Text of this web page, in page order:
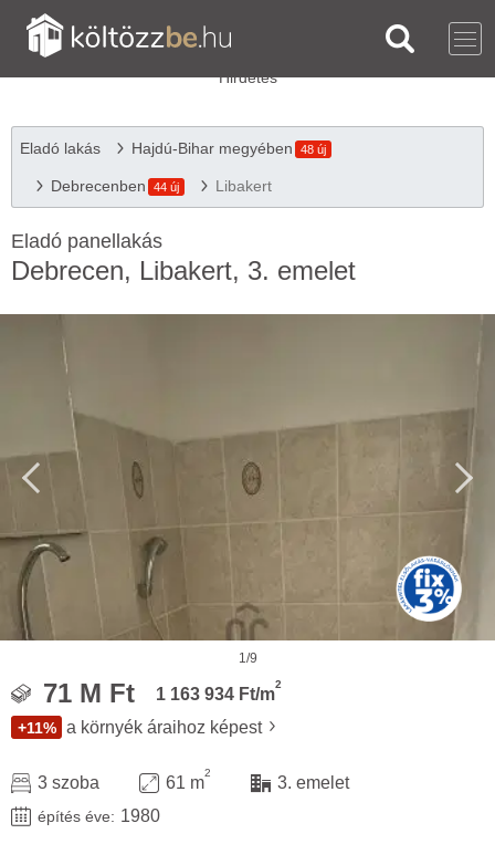
Eladó lakás Hajdú-Bihar megyében 48 új
Debrecenben 44 új Libakert
Eladó panellakás
Debrecen, Libakert, 3. emelet
1/9
71 M Ft 1 163 934 Ft/m
2
+11% a környék áraihoz képest
3 szoba 61 m
2
3. emelet
építés éve: 1980